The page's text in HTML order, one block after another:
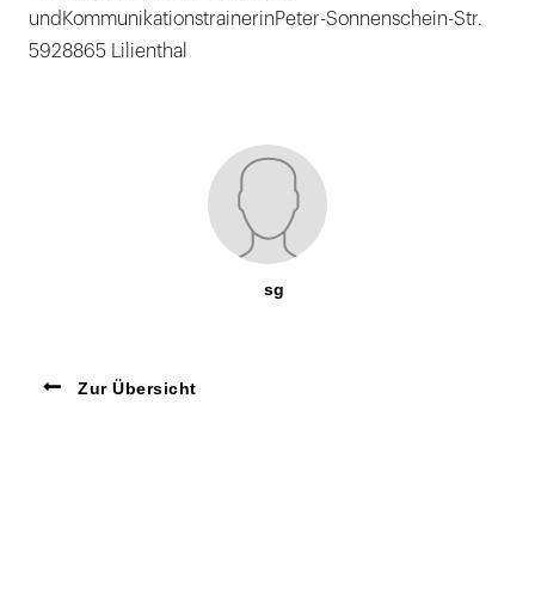
undKommunikationstrainerinPeter-Sonnenschein-Str.
5928865 Lilienthal
sg
Zur Übersicht